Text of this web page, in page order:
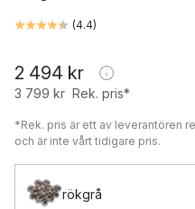
(4.4)
2 494 kr
3 799 kr Rek. pris*
*Rek. pris är ett av leverantören
och är inte vårt tidigare pris.
rökgrå